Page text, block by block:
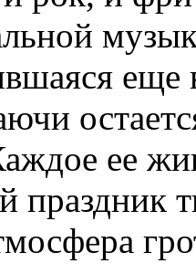
еще
ее
праздник